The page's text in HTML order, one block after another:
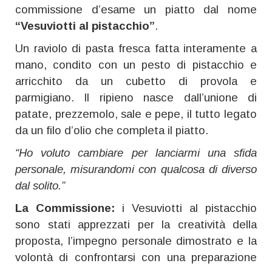
commissione d’esame un piatto dal nome
“Vesuviotti al pistacchio”.
Un raviolo di pasta fresca fatta interamente a
mano, condito con un pesto di pistacchio e
arricchito da un cubetto di provola e
parmigiano. Il ripieno nasce dall’unione di
patate, prezzemolo, sale e pepe, il tutto legato
da un filo d’olio che completa il piatto.
“Ho voluto cambiare per lanciarmi una sfida
personale, misurandomi con qualcosa di diverso
dal solito.”
La Commissione: i Vesuviotti al pistacchio
sono stati apprezzati per la creatività della
proposta, l’impegno personale dimostrato e la
volontà di confrontarsi con una preparazione